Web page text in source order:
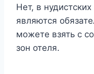
Нет, в
являются
можете взять с
зон отеля.